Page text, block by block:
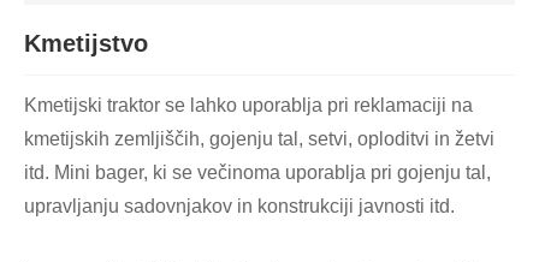
Kmetijstvo
Kmetijski traktor se lahko uporablja pri reklamaciji na
kmetijskih zemljiščih, gojenju tal, setvi, oploditvi in ​​žetvi
itd. Mini bager, ki se večinoma uporablja pri gojenju tal,
upravljanju sadovnjakov in konstrukciji javnosti itd.